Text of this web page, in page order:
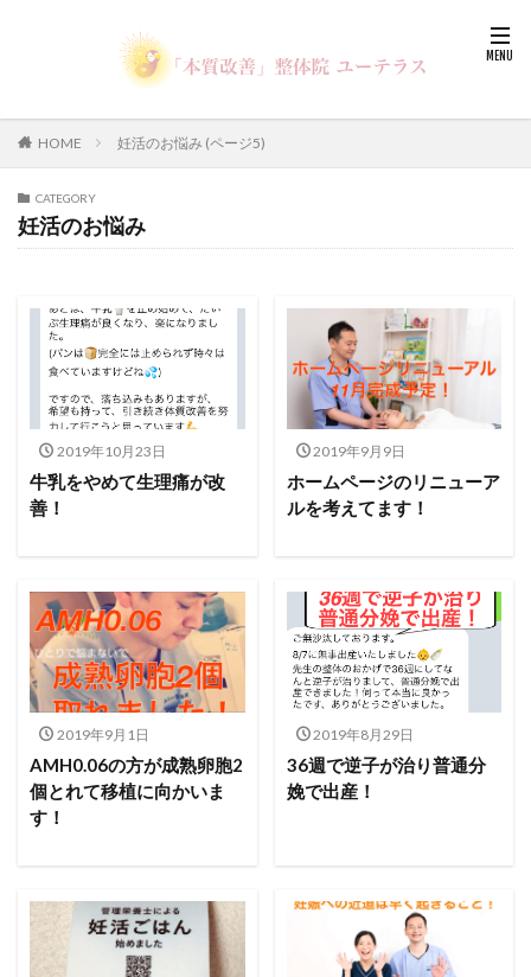
HOME 妊活のお悩み (ページ5)
CATEGORY
妊活のお悩み
2019年10月23日
牛乳をやめて生理痛が改
善！
2019年9月9日
ホームページのリニューア
ルを考えてます！
2019年9月1日
AMH0.06の方が成熟卵胞2
個とれて移植に向かいま
す！
2019年8月29日
36週で逆子が治り普通分
娩で出産！